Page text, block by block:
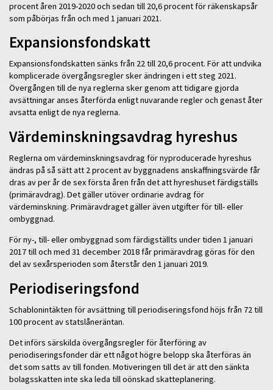
procent åren 2019-2020 och sedan till 20,6 procent för räkenskapsår
som påbörjas från och med 1 januari 2021.
Expansionsfondskatt
Expansionsfondskatten sänks från 22 till 20,6 procent. För att undvika
komplicerade övergångsregler sker ändringen i ett steg 2021.
Övergången till de nya reglerna sker genom att tidigare gjorda
avsättningar anses återförda enligt nuvarande regler och genast åter
avsatta enligt de nya reglerna.
Värdeminskningsavdrag hyreshus
Reglerna om värdeminskningsavdrag för nyproducerade hyreshus
ändras på så sätt att 2 procent av byggnadens anskaffningsvärde får
dras av per år de sex första åren från det att hyreshuset färdigställs
(primäravdrag). Det gäller utöver ordinarie avdrag för
värdeminskning. Primäravdraget gäller även utgifter för till- eller
ombyggnad.
För ny-, till- eller ombyggnad som färdigställts under tiden 1 januari
2017 till och med 31 december 2018 får primäravdrag göras för den
del av sexårsperioden som återstår den 1 januari 2019.
Periodiseringsfond
Schablonintäkten för avsättning till periodiseringsfond höjs från 72 till
100 procent av statslåneräntan.
Det införs särskilda övergångsregler för återföring av
periodiseringsfonder där ett något högre belopp ska återföras än
det som satts av till fonden. Motiveringen till det är att den sänkta
bolagsskatten inte ska leda till oönskad skatteplanering.